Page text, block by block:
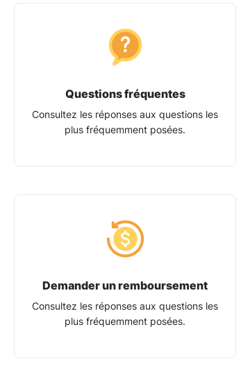
Questions fréquentes
Consultez les réponses aux questions les
plus fréquemment posées.
Demander un remboursement
Consultez les réponses aux questions les
plus fréquemment posées.